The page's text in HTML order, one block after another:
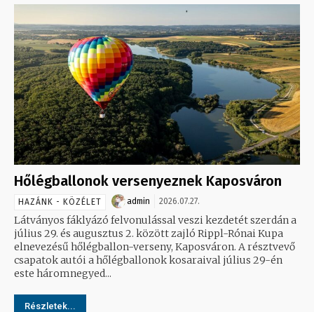
Hőlégballonok versenyeznek Kaposváron
HAZÁNK - KÖZÉLET admin 2026.07.27.
Látványos fáklyázó felvonulással veszi kezdetét szerdán a
július 29. és augusztus 2. között zajló Rippl-Rónai Kupa
elnevezésű hőlégballon-verseny, Kaposváron. A résztvevő
csapatok autói a hőlégballonok kosaraival július 29-én
este háromnegyed...
Részletek...